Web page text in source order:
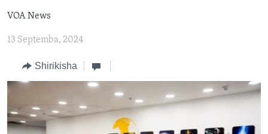
tafuta
RWANDA
UGANDA
BURUNDI
AFRIKA
MAREKANI
DUNIA
ZULIA JEKUNDU
VOA EXPRESS 1330 UTC
JIONI 1630 UTC
KWA UNDANI 1800 UTC
MAHOJIANO MAALUM: HABARI POTOFU
Lugha
VOA News
13 Septemba, 2024
Shirikisha